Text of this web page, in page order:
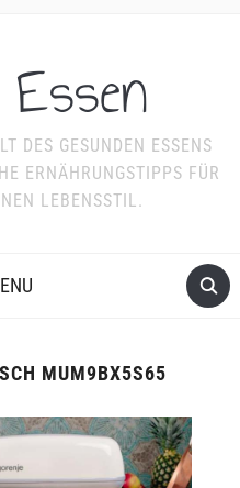
DES GESUNDEN ESSENS
ERNÄHRUNGSTIPPS FÜR
LEBENSSTIL.
MUM9BX5S65